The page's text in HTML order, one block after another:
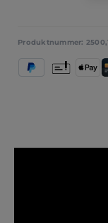
Produktnummer:
PayPal Apple
Vorkasse